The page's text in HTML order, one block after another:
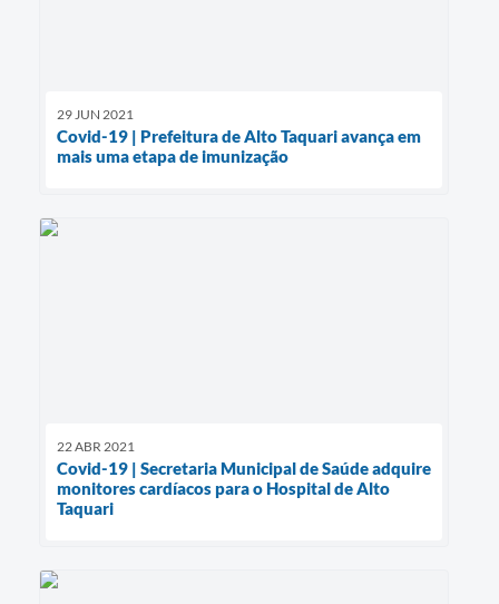
29 JUN 2021
Covid-19 | Prefeitura de Alto Taquari avança em
mais uma etapa de imunização
22 ABR 2021
Covid-19 | Secretaria Municipal de Saúde adquire
monitores cardíacos para o Hospital de Alto
Taquari